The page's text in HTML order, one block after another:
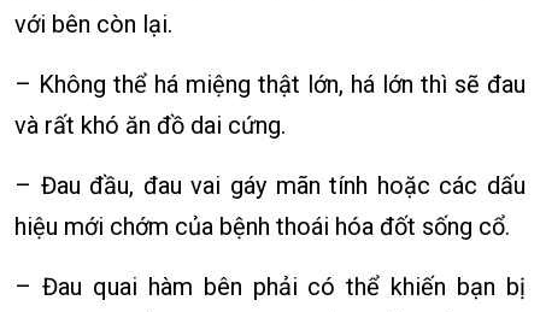
với bên còn lại.
– Không thể há miệng thật lớn, há lớn thì sẽ đau
và rất khó ăn đồ dai cứng.
– Đau đầu, đau vai gáy mãn tính hoặc các dấu
hiệu mới chớm của bệnh thoái hóa đốt sống cổ.
– Đau quai hàm bên phải có thể khiến bạn bị